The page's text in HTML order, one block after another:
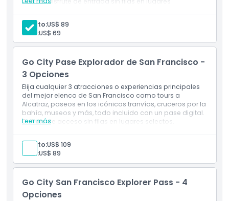
Exclusiones
Horario de Apertura
Cosas a Saber
Ubicación
Cómo Llegar
Cómo Canjear
comparación con la compra de entradas individuales.
Adulto:US$ 89
Niño:US$ 69
Go City Pase Explorador de San Francisco -
3 Opciones
Elija cualquier 3 atracciones o experiencias principales
del mejor elenco de San Francisco como tours a
Alcatraz, paseos en los icónicos tranvías, cruceros por la
bahía, museos y más, todo incluido con un pase digital.
Disfrute de acceso sin filas en lugares selectos,
ahorros en comparación con la compra de entradas
individuales.
Leer más
Adulto:US$ 109
Niño:US$ 89
Go City San Francisco Explorer Pass - 4
Opciones